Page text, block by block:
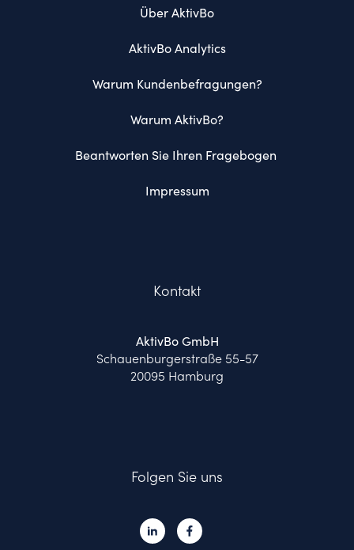
Über AktivBo
AktivBo Analytics
Warum Kundenbefragungen?
Warum AktivBo?
Beantworten Sie Ihren Fragebogen
Impressum
Kontakt
AktivBo GmbH
Schauenburgerstraße 55-57
20095 Hamburg
Folgen Sie uns